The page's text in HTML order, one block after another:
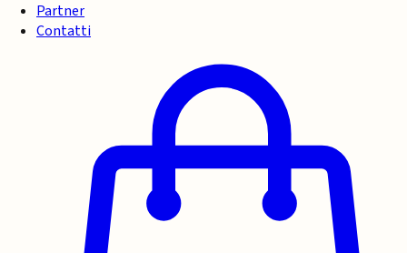
Partner
Contatti